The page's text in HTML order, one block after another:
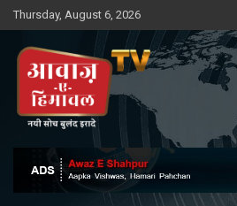
Skip
to
content
Thursday, August 6, 2026
Awaz-E-Shahpur